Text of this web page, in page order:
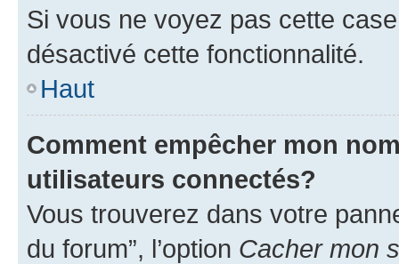
Si vous ne voyez pas cette
désactivé cette fonctionnalité.
Haut
Comment empêcher mon
utilisateurs connectés?
Vous trouverez dans votre
du forum”, l’option Cacher mon